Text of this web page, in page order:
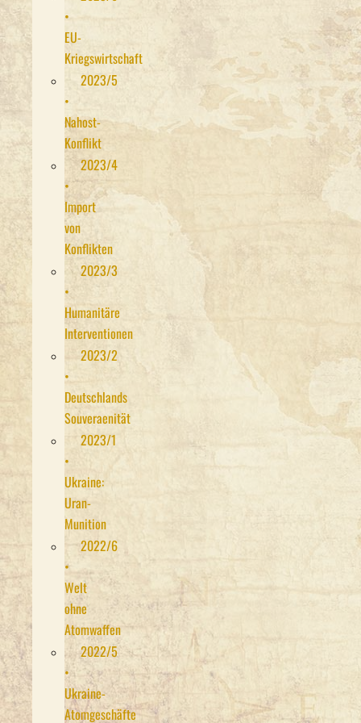
•
EU-
Kriegswirtschaft
2023/5
•
Nahost-
Konflikt
2023/4
•
Import
von
Konflikten
2023/3
•
Humanitäre
Interventionen
2023/2
•
Deutschlands
Souveraenität
2023/1
•
Ukraine:
Uran-
Munition
2022/6
•
Welt
ohne
Atomwaffen
2022/5
•
Ukraine-
Atomgeschäfte